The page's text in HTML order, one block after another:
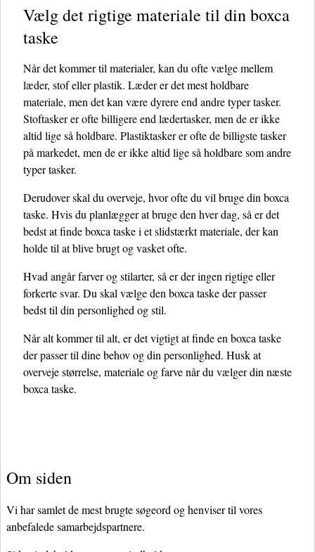
Vælg det rigtige materiale til din boxca
taske
Når det kommer til materialer, kan du ofte vælge mellem
læder, stof eller plastik. Læder er det mest holdbare
materiale, men det kan være dyrere end andre typer tasker.
Stoftasker er ofte billigere end lædertasker, men de er ikke
altid lige så holdbare. Plastiktasker er ofte de billigste tasker
på markedet, men de er ikke altid lige så holdbare som andre
typer tasker.
Derudover skal du overveje, hvor ofte du vil bruge din boxca
taske. Hvis du planlægger at bruge den hver dag, så er det
bedst at finde boxca taske i et slidstærkt materiale, der kan
holde til at blive brugt og vasket ofte.
Hvad angår farver og stilarter, så er der ingen rigtige eller
forkerte svar. Du skal vælge den boxca taske der passer
bedst til din personlighed og stil.
Når alt kommer til alt, er det vigtigt at finde en boxca taske
der passer til dine behov og din personlighed. Husk at
overveje størrelse, materiale og farve når du vælger din næste
boxca taske.
Om siden
Vi har samlet de mest brugte søgeord og henviser til vores
anbefalede samarbejdspartnere.